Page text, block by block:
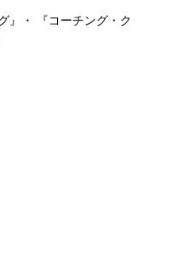
』・ 『コーチング・ク